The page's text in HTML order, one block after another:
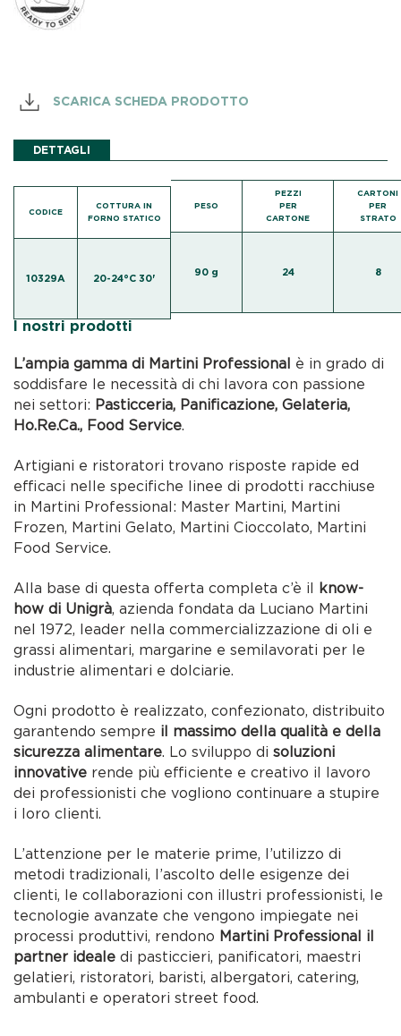
SCARICA SCHEDA PRODOTTO
DETTAGLI
CODICE
COTTURA IN
FORNO STATICO
10329A 20-24°C 30'
PESO
PEZZI
PER
CARTONE
CARTONI
PER
STRATO
90 g 24 8
I nostri prodotti
L’ampia gamma di Martini Professional è in grado di
soddisfare le necessità di chi lavora con passione
nei settori: Pasticceria, Panificazione, Gelateria,
Ho.Re.Ca., Food Service.
Artigiani e ristoratori trovano risposte rapide ed
efficaci nelle specifiche linee di prodotti racchiuse
in Martini Professional: Master Martini, Martini
Frozen, Martini Gelato, Martini Cioccolato, Martini
Food Service.
Alla base di questa offerta completa c’è il know-
how di Unigrà, azienda fondata da Luciano Martini
nel 1972, leader nella commercializzazione di oli e
grassi alimentari, margarine e semilavorati per le
industrie alimentari e dolciarie.
Ogni prodotto è realizzato, confezionato, distribuito
garantendo sempre il massimo della qualità e della
sicurezza alimentare. Lo sviluppo disoluzioni
innovative rende più efficiente e creativo il lavoro
dei professionisti che vogliono continuare a stupire
i loro clienti.
L’attenzione per le materie prime, l’utilizzo di
metodi tradizionali, l’ascolto delle esigenze dei
clienti, le collaborazioni con illustri professionisti, le
tecnologie avanzate che vengono impiegate nei
processi produttivi, rendono Martini Professional il
partner ideale di pasticcieri, panificatori, maestri
gelatieri, ristoratori, baristi, albergatori, catering,
ambulanti e operatori street food.